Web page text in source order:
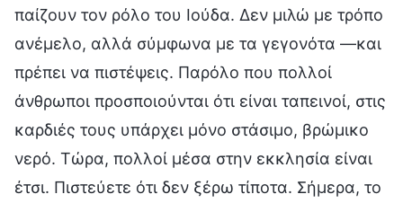
παίζουν τον ρόλο του Ιούδα. Δεν μιλώ με τρόπο
ανέμελο, αλλά σύμφωνα με τα γεγονότα —και
πρέπει να πιστέψεις. Παρόλο που πολλοί
άνθρωποι προσποιούνται ότι είναι ταπεινοί, στις
καρδιές τους υπάρχει μόνο στάσιμο, βρώμικο
νερό. Τώρα, πολλοί μέσα στην εκκλησία είναι
έτσι. Πιστεύετε ότι δεν ξέρω τίποτα. Σήμερα, το